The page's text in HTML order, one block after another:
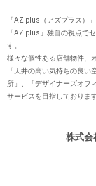
「AZ plus（アズプラス）
「AZ plus」独⾃の視点で
す。
様々な個性ある店舗物件、
「天井の⾼い気持ちの良
所」、「デザイナーズオフ
サービスを⽬指しております
株式会